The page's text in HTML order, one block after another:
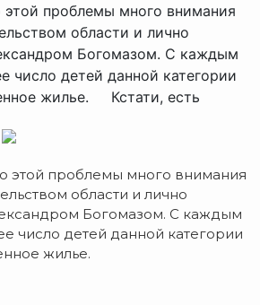
проблемы много внимания
области и лично
Богомазом. С каждым
число детей данной категории
жилье. Кстати, есть
этой проблемы много внимания
области и лично
Богомазом. С каждым
число детей данной категории
жилье.